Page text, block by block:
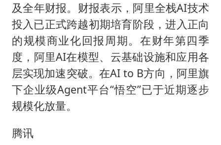
及全年财报。财报表示，阿里全栈AI技术
投入已正式跨越初期培育阶段，进入正向
的规模商业化回报周期。在财年第四季
度，阿里AI在模型、云基础设施和应用各
层实现加速突破。在AI to B方向，阿里旗
下企业级Agent平台“悟空”已于近期逐步
规模化放量。
腾讯